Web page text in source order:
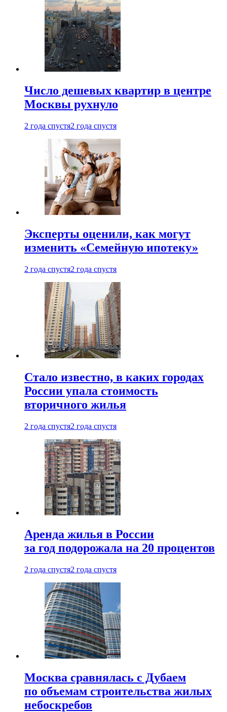
Число дешевых квартир в центре
Москвы рухнуло
2 года спустя2 года спустя
Эксперты оценили, как могут
изменить «Семейную ипотеку»
2 года спустя2 года спустя
Стало известно, в каких городах
России упала стоимость
вторичного жилья
2 года спустя2 года спустя
Аренда жилья в России
за год подорожала на 20 процентов
2 года спустя2 года спустя
Москва сравнялась с Дубаем
по объемам строительства жилых
небоскребов